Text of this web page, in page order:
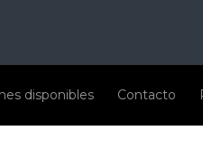
disponibles Contacto